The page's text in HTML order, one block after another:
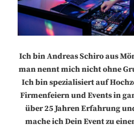
Ich bin Andreas Schiro aus
man nennt mich nicht ohne
Ich bin spezialisiert auf
Firmenfeiern und Events in
über 25 Jahren Erfahrung
mache ich Dein Event zu